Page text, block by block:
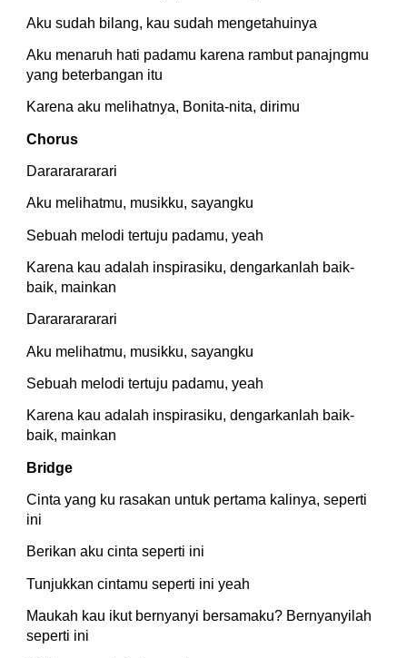
Aku sudah bilang, kau sudah mengetahuinya
Aku menaruh hati padamu karena rambut panajngmu
yang beterbangan itu
Karena aku melihatnya, Bonita-nita, dirimu
Chorus
Darararararari
Aku melihatmu, musikku, sayangku
Sebuah melodi tertuju padamu, yeah
Karena kau adalah inspirasiku, dengarkanlah baik-
baik, mainkan
Darararararari
Aku melihatmu, musikku, sayangku
Sebuah melodi tertuju padamu, yeah
Karena kau adalah inspirasiku, dengarkanlah baik-
baik, mainkan
Bridge
Cinta yang ku rasakan untuk pertama kalinya, seperti
ini
Berikan aku cinta seperti ini
Tunjukkan cintamu seperti ini yeah
Maukah kau ikut bernyanyi bersamaku? Bernyanyilah
seperti ini